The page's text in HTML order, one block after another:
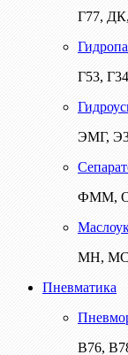
Г77,
Г53,
ЭМГ,
ФММ,
МН, МС
Пневматика
В76,